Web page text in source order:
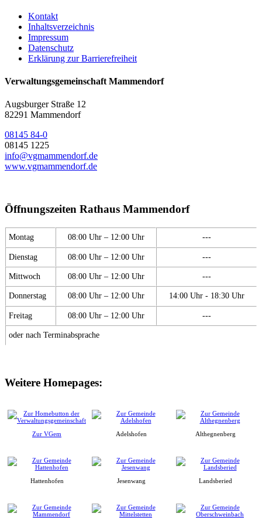
Kontakt
Inhaltsverzeichnis
Impressum
Datenschutz
Erklärung zur Barrierefreiheit
Verwaltungsgemeinschaft Mammendorf
Augsburger Straße 12
82291 Mammendorf
08145 84-0
08145 1225
info@vgmammendorf.de
www.vgmammendorf.de
Öffnungszeiten Rathaus Mammendorf
Montag 08:00 Uhr – 12:00 Uhr ---
Dienstag 08:00 Uhr – 12:00 Uhr ---
Mittwoch 08:00 Uhr – 12:00 Uhr ---
Donnerstag 08:00 Uhr – 12:00 Uhr 14:00 Uhr - 18:30 Uhr
Freitag 08:00 Uhr – 12:00 Uhr ---
oder nach Terminabsprache
Weitere Homepages:
Zur VGem Adelshofen Althegnenberg
Hattenhofen Jesenwang Landsberied